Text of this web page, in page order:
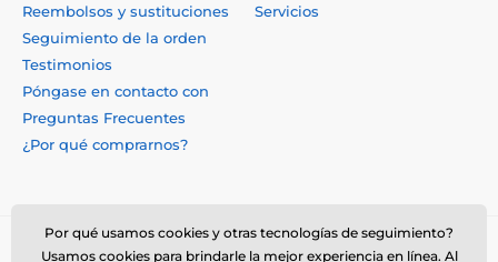
Reembolsos y sustituciones
Seguimiento de la orden
Testimonios
Póngase en contacto con
Preguntas Frecuentes
¿Por qué comprarnos?
Servicios
Por qué usamos cookies y otras tecnologías de seguimiento?
Usamos cookies para brindarle la mejor experiencia en línea. Al